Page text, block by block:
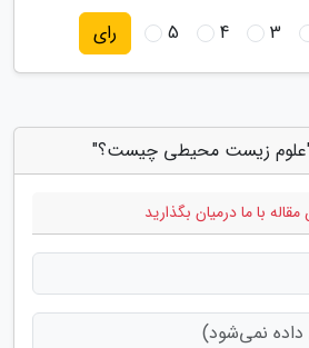
3
4
5 رای
"علوم زیست محیطی چیست؟"
با ما درمیان بگذارید